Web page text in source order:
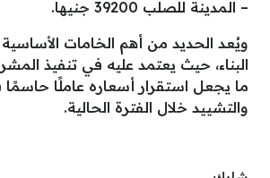
– المدينة للصلب 39200 جنيها.
ويُعد الحديد من أهم الخامات
البناء، حيث يعتمد عليه في تنفيذ
ما يجعل استقرار أسعاره عاملًا حاسمًا
والتشييد خلال الفترة الحالية.